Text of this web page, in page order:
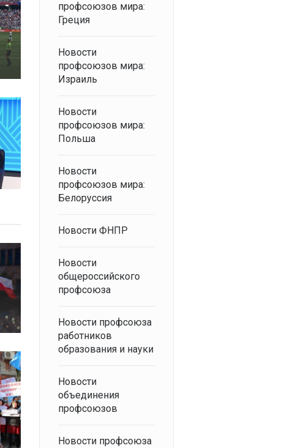
профсоюзов мира:
Греция
Новости
профсоюзов мира:
Израиль
Новости
профсоюзов мира:
Польша
Новости
профсоюзов мира:
Белоруссия
Новости ФНПР
Новости
общероссийского
профсоюза
Новости профсоюза
работников
образования и науки
Новости
объединения
профсоюзов
Новости профсоюза